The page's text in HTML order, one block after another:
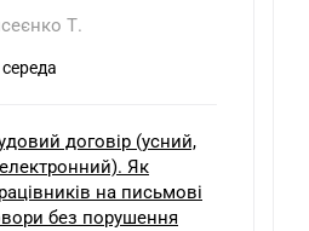
Т.
договір (усний,
Як
на письмові
без порушення